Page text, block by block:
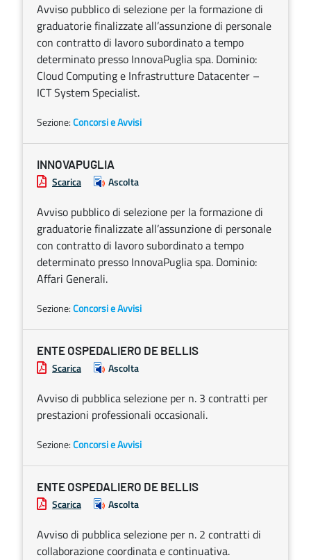
Avviso pubblico di selezione per la formazione di
graduatorie finalizzate all’assunzione di personale
con contratto di lavoro subordinato a tempo
determinato presso InnovaPuglia spa. Dominio:
Cloud Computing e Infrastrutture Datacenter –
ICT System Specialist.
Sezione:Concorsi e Avvisi
INNOVAPUGLIA
Scarica Ascolta
Avviso pubblico di selezione per la formazione di
graduatorie finalizzate all’assunzione di personale
con contratto di lavoro subordinato a tempo
determinato presso InnovaPuglia spa. Dominio:
Affari Generali.
Sezione:Concorsi e Avvisi
ENTE OSPEDALIERO DE BELLIS
Scarica Ascolta
Avviso di pubblica selezione per n. 3 contratti per
prestazioni professionali occasionali.
Sezione:Concorsi e Avvisi
ENTE OSPEDALIERO DE BELLIS
Scarica Ascolta
Avviso di pubblica selezione per n. 2 contratti di
collaborazione coordinata e continuativa.